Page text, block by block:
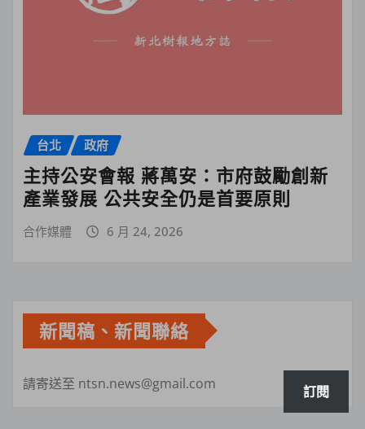
台北 政府
主持公安會報 蔣萬安：市府鼓勵創新
產業發展 公共安全仍是首要原則
合作媒體 6 月 24, 2026
新聞稿、新聞聯絡
請寄送至 ntsn.news@gmail.com 訂閱